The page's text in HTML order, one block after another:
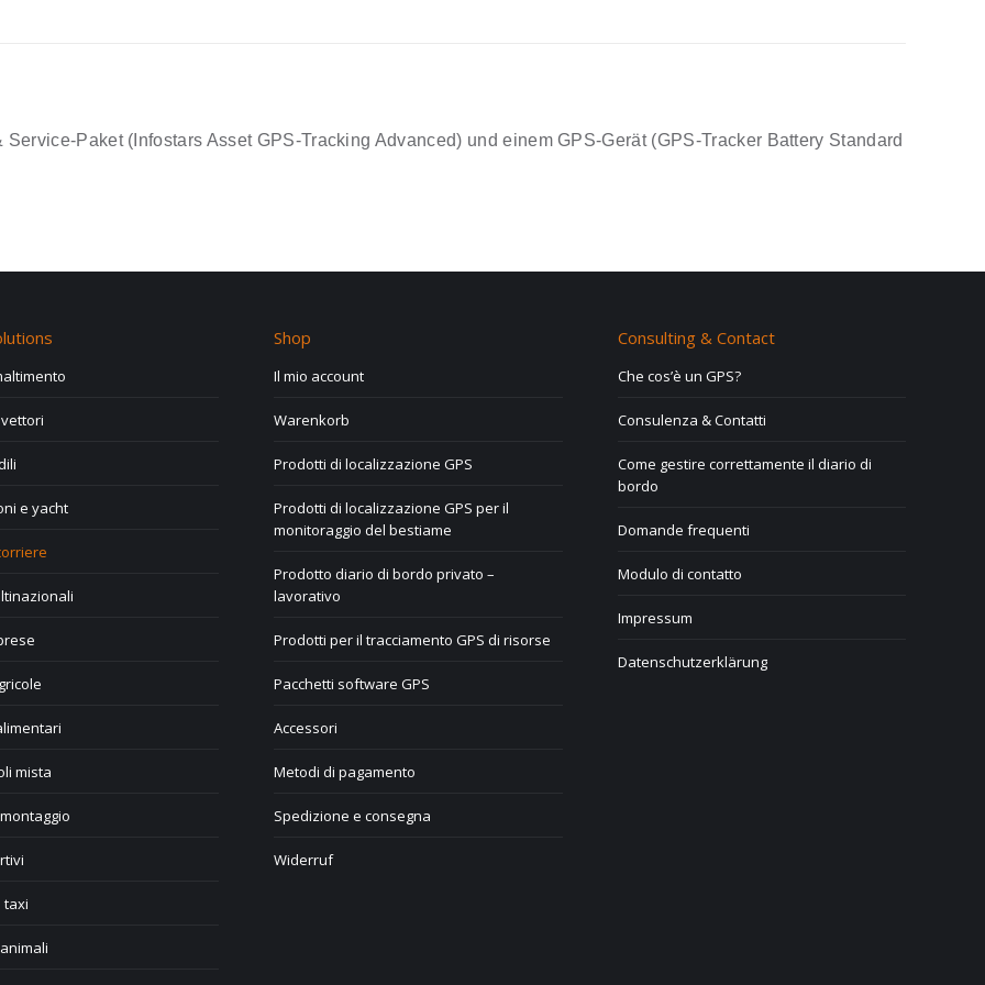
Paket (Infostars Asset GPS-Tracking Advanced) und einem GPS-Gerät (GPS-Tracker Battery Standard
e yacht
mista
taxi
Shop
Il mio account
Warenkorb
Prodotti di localizzazione GPS
Prodotti di localizzazione GPS per il
monitoraggio del bestiame
Prodotto diario di bordo privato –
lavorativo
Prodotti per il tracciamento GPS di risorse
Pacchetti software GPS
Accessori
Metodi di pagamento
Spedizione e consegna
Widerruf
Consulting & Contact
Che cos’è un GPS?
Consulenza & Contatti
Come gestire correttamente il diario di
bordo
Domande frequenti
Modulo di contatto
Impressum
Datenschutzerklärung